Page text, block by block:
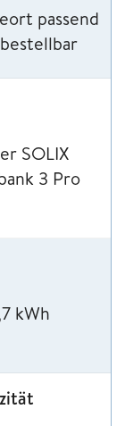
passend
SOLIX
3 Pro
kWh